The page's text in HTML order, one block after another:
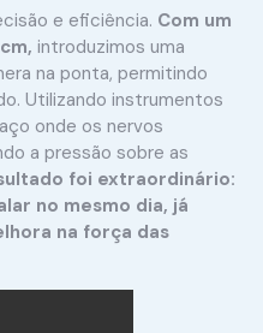
e eficiência. Com um
introduzimos uma
na ponta, permitindo
Utilizando instrumentos
onde os nervos
a pressão sobre as
foi extraordinário:
no mesmo dia, já
na força das